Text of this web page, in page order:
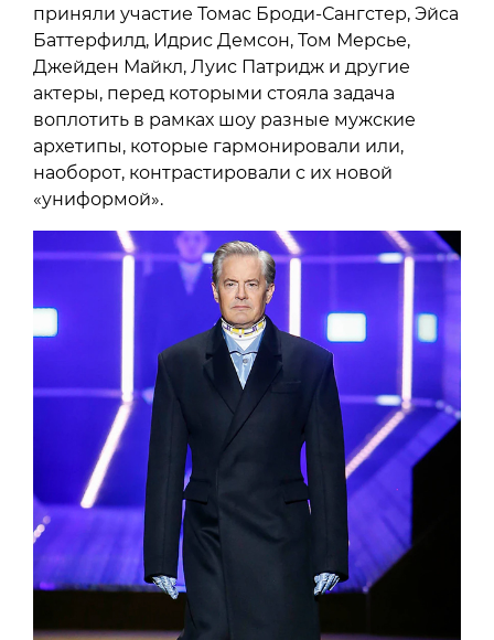
приняли участие Томас Броди-Сангстер, Эйса
Баттерфилд, Идрис Демсон, Том Мерсье,
Джейден Майкл, Луис Патридж и другие
актеры, перед которыми стояла задача
воплотить в рамках шоу разные мужские
архетипы, которые гармонировали или,
наоборот, контрастировали с их новой
«униформой».